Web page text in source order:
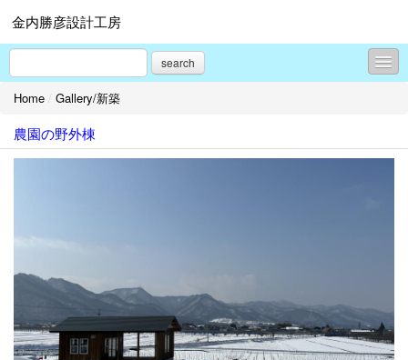
金内勝彦設計工房
search
Topics
Gallery/新築
旧）現場レポート集
旧）よくある質問
プロフィール
お問合せ
Home / Gallery/新築
農園の野外棟